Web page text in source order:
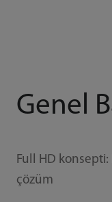
Genel
Full HD
çözüm